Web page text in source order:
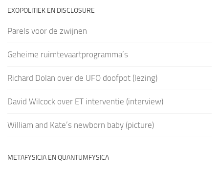
EXOPOLITIEK EN DISCLOSURE
Parels voor de zwijnen
Geheime ruimtevaartprogramma’s
Richard Dolan over de UFO doofpot (lezing)
David Wilcock over ET interventie (interview)
William and Kate’s newborn baby (picture)
METAFYSICIA EN QUANTUMFYSICA